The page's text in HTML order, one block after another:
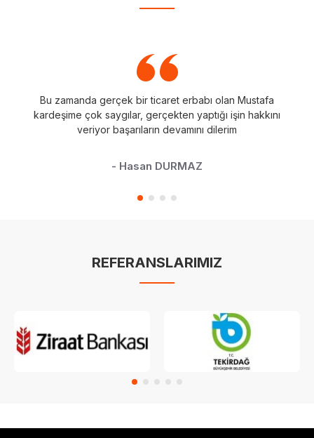
Bu zamanda gerçek bir ticaret erbabı olan Mustafa
kardeşime çok saygılar, gerçekten yaptığı işin hakkını
veriyor başarıların devamını dilerim
- Hasan DURMAZ
REFERANSLARIMIZ